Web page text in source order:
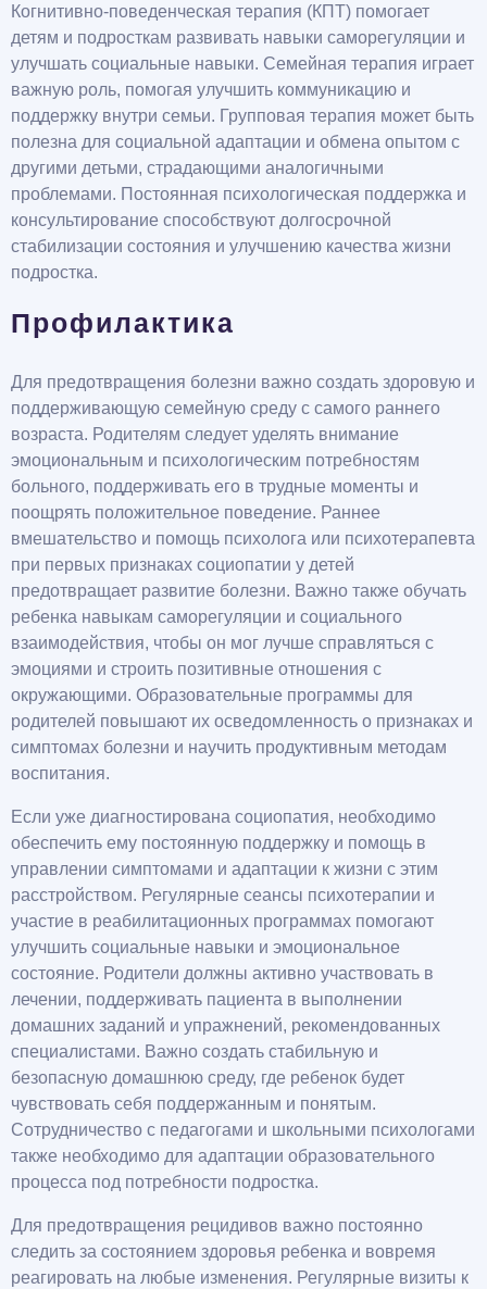
Когнитивно-поведенческая терапия (КПТ) помогает
детям и подросткам развивать навыки саморегуляции и
улучшать социальные навыки. Семейная терапия играет
важную роль, помогая улучшить коммуникацию и
поддержку внутри семьи. Групповая терапия может быть
полезна для социальной адаптации и обмена опытом с
другими детьми, страдающими аналогичными
проблемами. Постоянная психологическая поддержка и
консультирование способствуют долгосрочной
стабилизации состояния и улучшению качества жизни
подростка.
Профилактика
Для предотвращения болезни важно создать здоровую и
поддерживающую семейную среду с самого раннего
возраста. Родителям следует уделять внимание
эмоциональным и психологическим потребностям
больного, поддерживать его в трудные моменты и
поощрять положительное поведение. Раннее
вмешательство и помощь психолога или психотерапевта
при первых признаках социопатии у детей
предотвращает развитие болезни. Важно также обучать
ребенка навыкам саморегуляции и социального
взаимодействия, чтобы он мог лучше справляться с
эмоциями и строить позитивные отношения с
окружающими. Образовательные программы для
родителей повышают их осведомленность о признаках и
симптомах болезни и научить продуктивным методам
воспитания.
Если уже диагностирована социопатия, необходимо
обеспечить ему постоянную поддержку и помощь в
управлении симптомами и адаптации к жизни с этим
расстройством. Регулярные сеансы психотерапии и
участие в реабилитационных программах помогают
улучшить социальные навыки и эмоциональное
состояние. Родители должны активно участвовать в
лечении, поддерживать пациента в выполнении
домашних заданий и упражнений, рекомендованных
специалистами. Важно создать стабильную и
безопасную домашнюю среду, где ребенок будет
чувствовать себя поддержанным и понятым.
Сотрудничество с педагогами и школьными психологами
также необходимо для адаптации образовательного
процесса под потребности подростка.
Для предотвращения рецидивов важно постоянно
следить за состоянием здоровья ребенка и вовремя
реагировать на любые изменения. Регулярные визиты к